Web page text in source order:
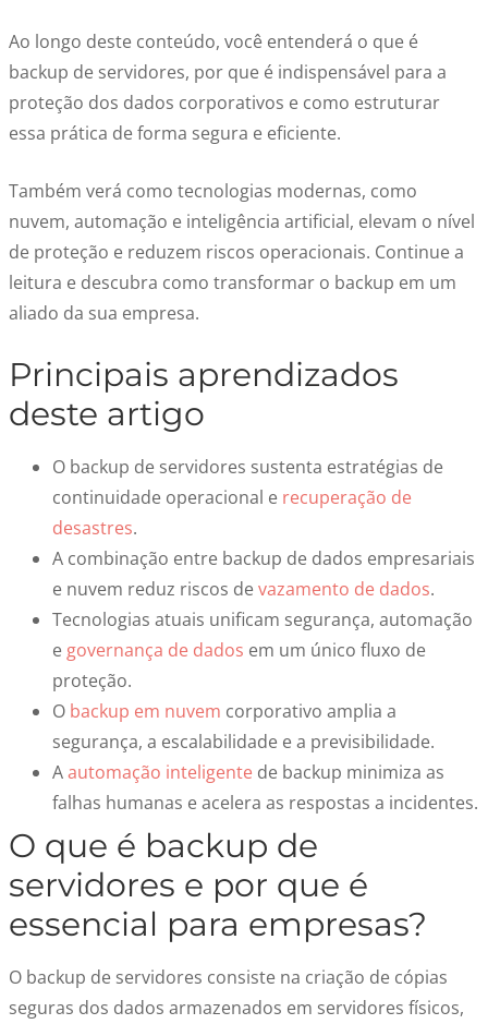
Ao longo deste conteúdo, você entenderá o que é
backup de servidores, por que é indispensável para a
proteção dos dados corporativos e como estruturar
essa prática de forma segura e eficiente.
Também verá como tecnologias modernas, como
nuvem, automação e inteligência artificial, elevam o nível
de proteção e reduzem riscos operacionais. Continue a
leitura e descubra como transformar o backup em um
aliado da sua empresa.
Principais aprendizados
deste artigo
O backup de servidores sustenta estratégias de
continuidade operacional e recuperação de
desastres.
A combinação entre backup de dados empresariais
e nuvem reduz riscos devazamento de dados.
Tecnologias atuais unificam segurança, automação
e governança de dados em um único fluxo de
proteção.
O backup em nuvem corporativo amplia a
segurança, a escalabilidade e a previsibilidade.
Aautomação inteligente de backup minimiza as
falhas humanas e acelera as respostas a incidentes.
O que é backup de
servidores e por que é
essencial para empresas?
O backup de servidores consiste na criação de cópias
seguras dos dados armazenados em servidores físicos,